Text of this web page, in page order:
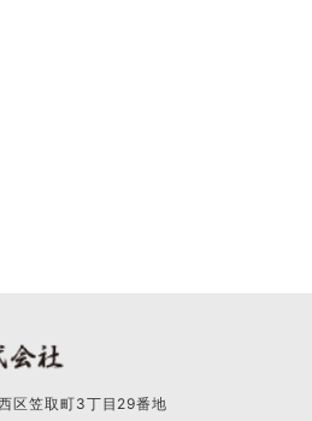
区笠取町3丁目29番地